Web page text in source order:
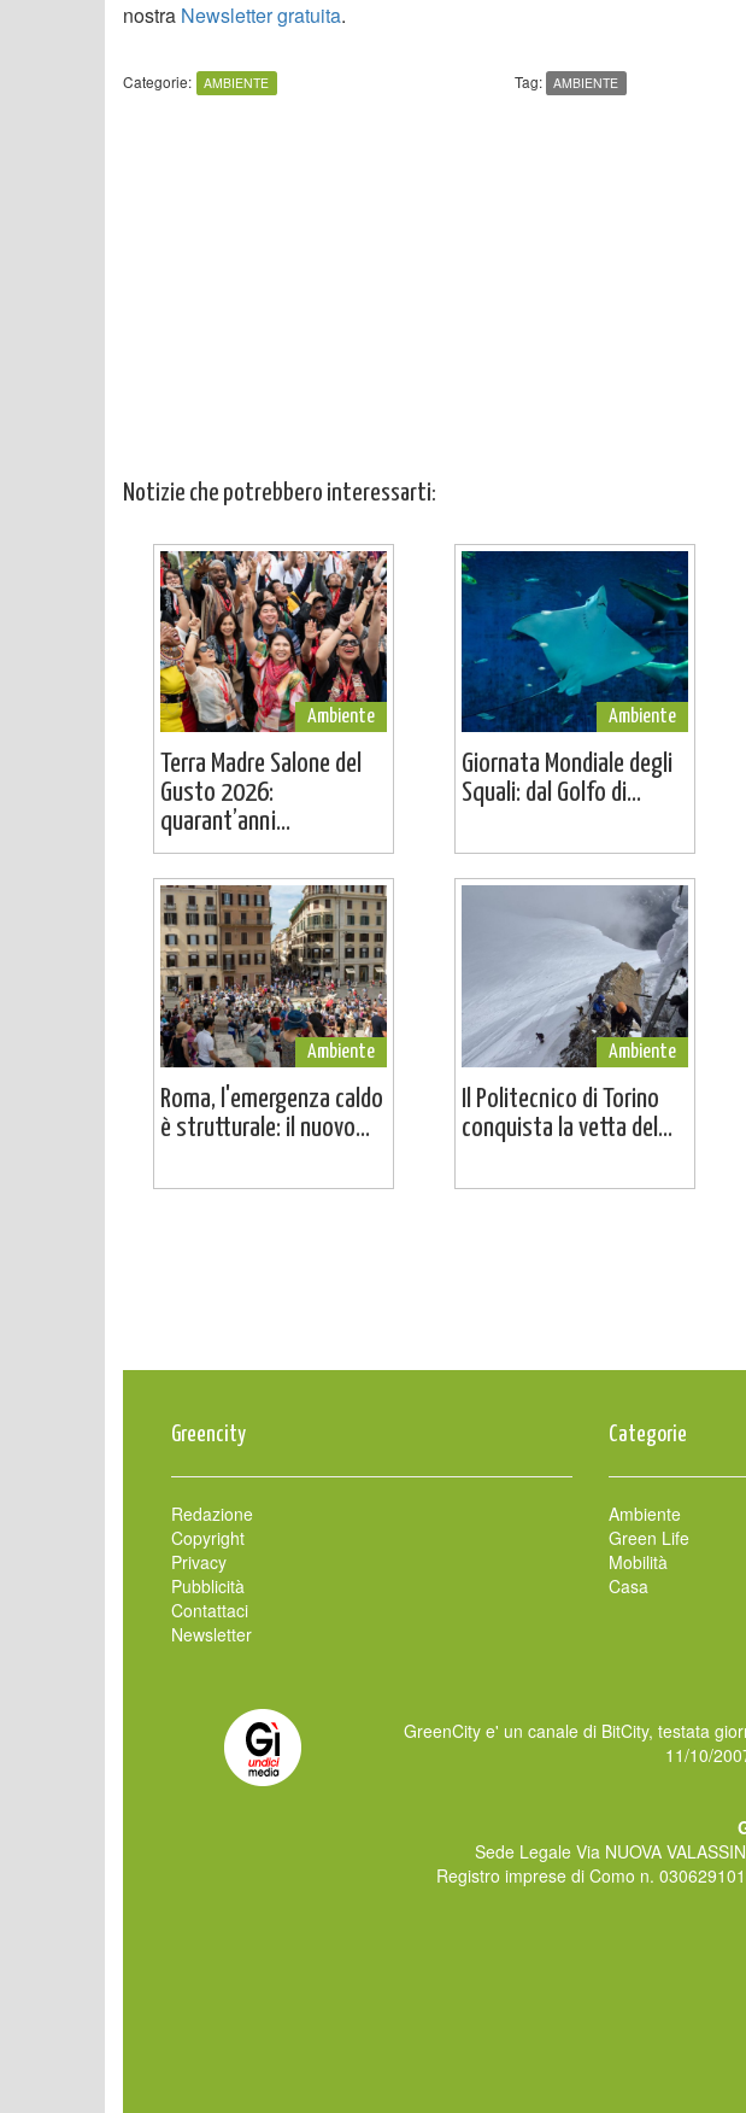
nostra Newsletter gratuita.
Categorie: AMBIENTE Tag: AMBIENTE
Notizie che potrebbero interessarti:
Ambiente
Terra Madre Salone del
Gusto 2026:
quarant’anni...
Ambiente
Giornata Mondiale degli
Squali: dal Golfo di...
Ambiente
Roma, l'emergenza caldo
è strutturale: il nuovo...
Ambiente
Il Politecnico di Torino
conquista la vetta del...
Greencity
Redazione
Copyright
Privacy
Pubblicità
Contattaci
Newsletter
Categorie
Ambiente
Green Life
Mobilità
Casa
GreenCity e' un canale di BitCity, testata
11/10/
Sede Legale Via NUOVA
Registro imprese di Como n.